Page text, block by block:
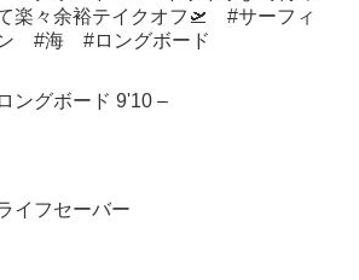
楽々余裕テイクオフ🛫 #サーフィ
#海 #ロングボード
ロングボード 9'10 –
イフセーバー